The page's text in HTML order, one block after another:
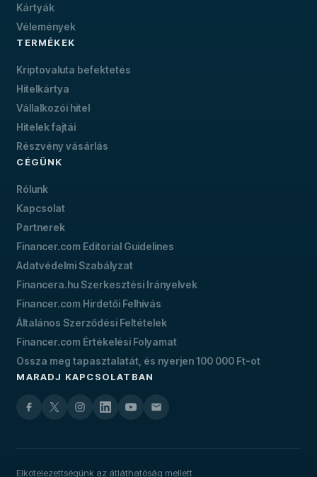
Kártyák
Vélemények
TERMÉKEK
Kriptovaluta befektetés
Hitelkártya
Vállalkozói hitel
Hitelek fajtái
Részvény vásárlás
CÉGÜNK
Rólunk
Kapcsolat
Partnerek
Financer.com Editorial Guidelines
Adatvédelmi Szabályzat
Financera.hu Szerkesztési Irányelvek
Financer.com Hirdetői Felhívás
Általános Szerződési Feltételek
Financer.com Értékelési Folyamat
Ossza meg tapasztalatát, és nyerjen 100 000 Ft-ot
MARADJ KAPCSOLATBAN
Elkötelezettségünk az átláthatóság mellett